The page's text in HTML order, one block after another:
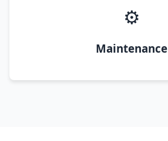
⚙️
Maintenance